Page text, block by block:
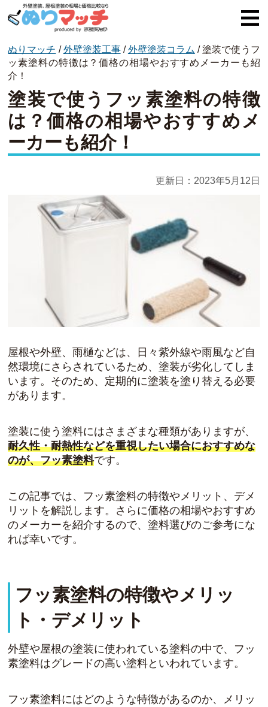
ぬりマッチとは
費用と相場
外壁塗装
ぬりマッチ /外壁塗装工事/外壁塗装コラム /塗装で使うフ
ッ素塗料の特徴は？価格の相場やおすすめメーカーも紹
介！
塗装で使うフッ素塗料の特徴
は？価格の相場やおすすめメ
ーカーも紹介！
更新日： 2023年5月12日
屋根や外壁、雨樋などは、日々紫外線や雨風など自
然環境にさらされているため、塗装が劣化してしま
います。そのため、定期的に塗装を塗り替える必要
があります。
塗装に使う塗料にはさまざまな種類がありますが、
耐久性・耐熱性などを重視したい場合におすすめな
のが、フッ素塗料です。
この記事では、フッ素塗料の特徴やメリット、デメ
リットを解説します。さらに価格の相場やおすすめ
のメーカーを紹介するので、塗料選びのご参考にな
れば幸いです。
フッ素塗料の特徴やメリッ
ト・デメリット
外壁や屋根の塗装に使われている塗料の中で、フッ
素塗料はグレードの高い塗料といわれています。
フッ素塗料にはどのような特徴があるのか、メリッ